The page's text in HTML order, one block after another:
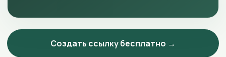
Создать ссылку бесплатно →